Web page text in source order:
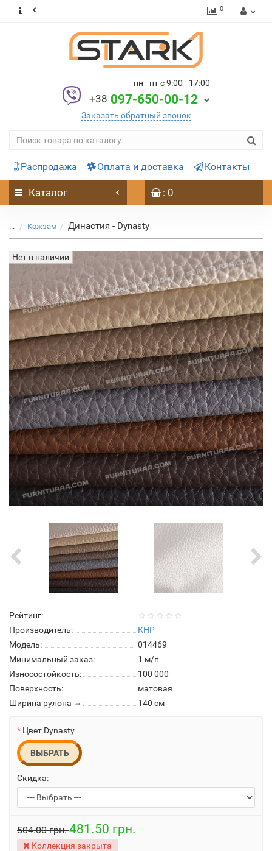
0
пн - пт с 9:00 - 17:00
+38 097-650-00-12
Заказать обратный звонок
Распродажа Оплата и доставка Контакты
Каталог : 0
... Кожзам Династия - Dynasty
Нет в наличии
Рейтинг:
Производитель:
КНР
Модель:
014469
Минимальный заказ:
1 м/п
Износостойкость:
100 000
Поверхность:
матовая
Ширина рулона ⇔:
140 см
Цвет Dynasty
ВЫБРАТЬ
Скидка:
504.00 грн.481.50 грн.
Коллекция закрыта